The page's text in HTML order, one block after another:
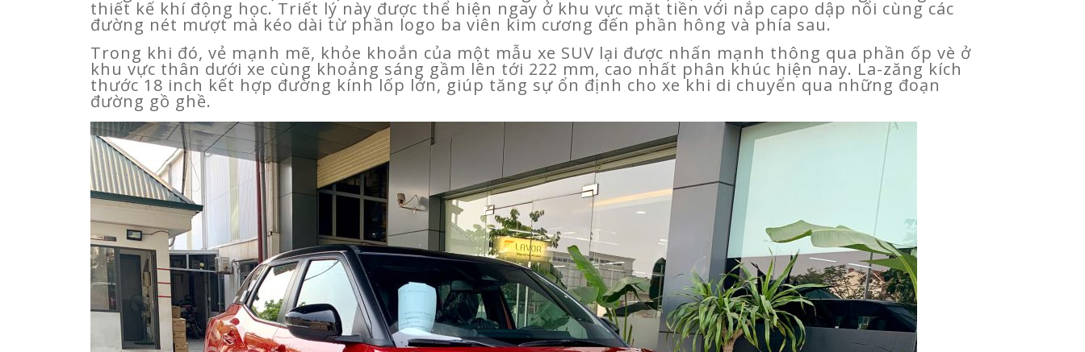
thiết kế khí động học. Triết lý này được thể hiện ngay ở khu vực mặt tiền với nắp capo dập nổi cùng các
đường nét mượt mà kéo dài từ phần logo ba viên kim cương đến phần hông và phía sau.
Trong khi đó, vẻ mạnh mẽ, khỏe khoắn của một mẫu xe SUV lại được nhấn mạnh thông qua phần ốp vè ở
khu vực thân dưới xe cùng khoảng sáng gầm lên tới 222 mm, cao nhất phân khúc hiện nay. La-zăng kích
thước 18 inch kết hợp đường kính lốp lớn, giúp tăng sự ổn định cho xe khi di chuyển qua những đoạn
đường gồ ghề.